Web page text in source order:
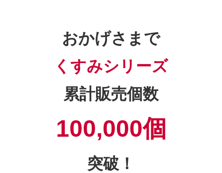
おかげさまで
くすみシリーズ
累計販売個数
100,000個
突破！